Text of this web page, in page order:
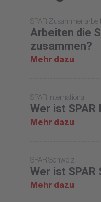
SPAR Zusammenarbeit
Arbeiten die
zusammen?
Mehr dazu
SPAR International
Wer ist
Mehr dazu
SPAR Schweiz
Wer ist SPAR
Mehr dazu